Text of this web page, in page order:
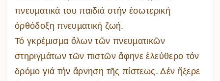
πνευµατικά του παιδιά στήν ἐσωτερική
ὀρθόδοξη πνευµατική ζωή.
Τό γκρέµισµα ὅλων τῶν πνευµατικῶν
στηριγµάτων τῶν πιστῶν ἄφηνε ἐλεύθερο τόν
δρόµο γιά τήν ἄρνηση τῆς πίστεως. Δέν ἤξερε